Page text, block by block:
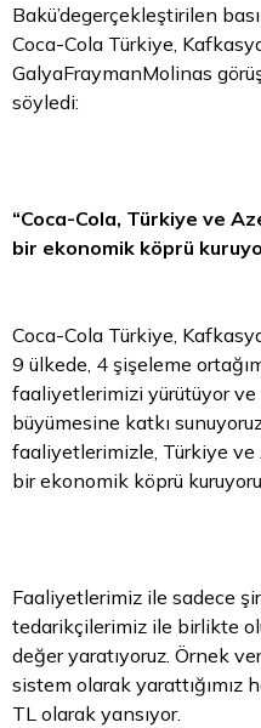
Bakü’degerçekleştirilen
Coca-Cola Türkiye,
GalyaFraymanMolinas
söyledi:
“Coca-Cola, Türkiye ve
bir ekonomik köprü
Coca-Cola Türkiye,
9 ülkede, 4 şişeleme
faaliyetlerimizi yürütüyor
büyümesine katkı
faaliyetlerimizle, Türkiye ve
bir ekonomik köprü
Faaliyetlerimiz ile sadece
tedarikçilerimiz ile birlikte
değer yaratıyoruz. Örnek
sistem olarak yarattığımız
TL olarak yansıyor.